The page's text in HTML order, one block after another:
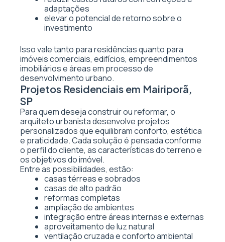
adaptações
elevar o potencial de retorno sobre o
investimento
Isso vale tanto para residências quanto para
imóveis comerciais, edifícios, empreendimentos
imobiliários e áreas em processo de
desenvolvimento urbano.
Projetos Residenciais em Mairiporã,
SP
Para quem deseja construir ou reformar, o
arquiteto urbanista desenvolve projetos
personalizados que equilibram conforto, estética
e praticidade. Cada solução é pensada conforme
o perfil do cliente, as características do terreno e
os objetivos do imóvel.
Entre as possibilidades, estão:
casas térreas e sobrados
casas de alto padrão
reformas completas
ampliação de ambientes
integração entre áreas internas e externas
aproveitamento de luz natural
ventilação cruzada e conforto ambiental